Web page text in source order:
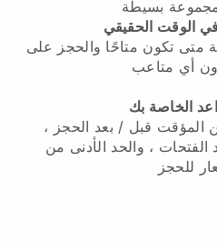
الوقت الحقيقي
تكون متاحًا والحجز على
الخاصة بك
المؤقت قبل / بعد الحجز ،
الفتحات ، والحد الأدنى من